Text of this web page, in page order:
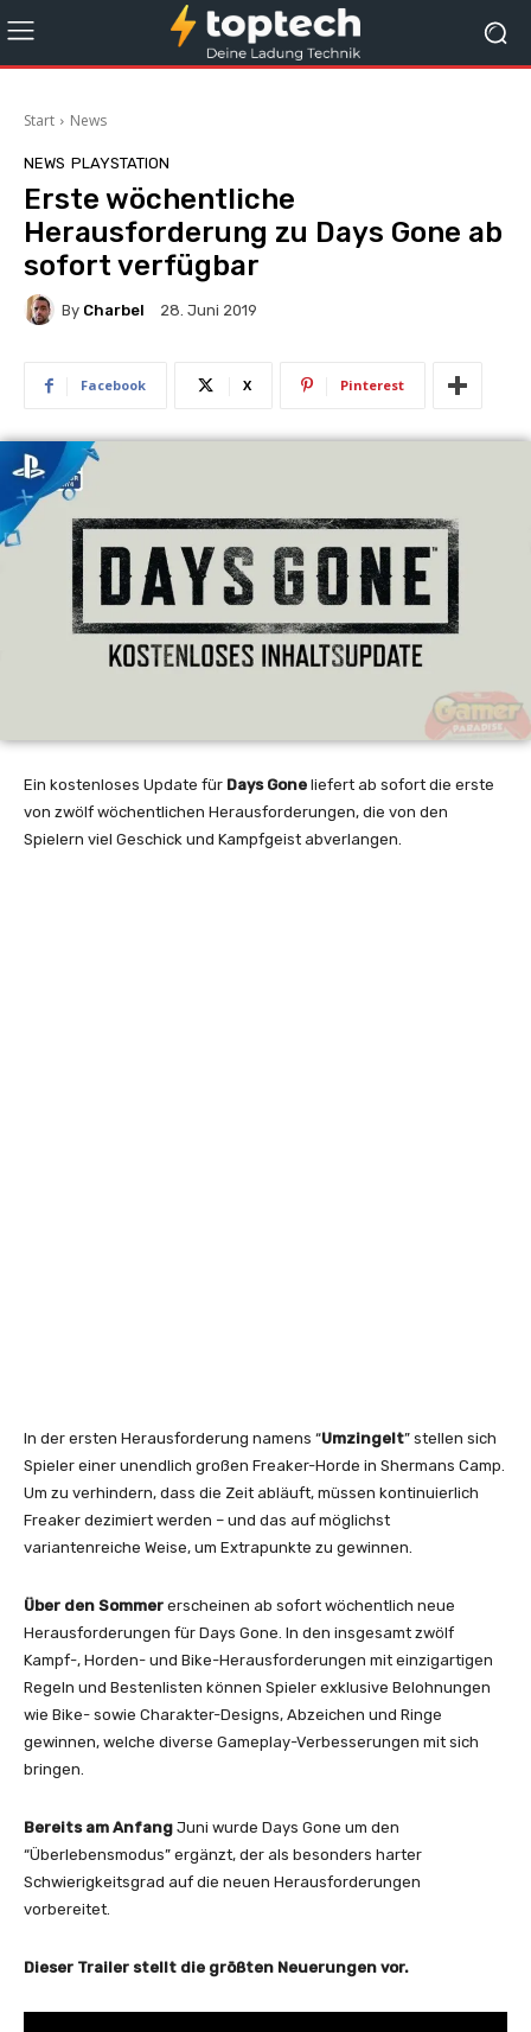
Start News
NEWS PLAYSTATION
Erste wöchentliche
Herausforderung zu Days Gone ab
sofort verfügbar
By Charbel 28. Juni 2019
Facebook X Pinterest
Ein kostenloses Update für Days Gone liefert ab sofort die erste
von zwölf wöchentlichen Herausforderungen, die von den
Spielern viel Geschick und Kampfgeist abverlangen.
In der ersten Herausforderung namens “Umzingelt” stellen sich
Spieler einer unendlich großen Freaker-Horde in Shermans Camp.
Um zu verhindern, dass die Zeit abläuft, müssen kontinuierlich
Freaker dezimiert werden – und das auf möglichst
variantenreiche Weise, um Extrapunkte zu gewinnen.
Über den Sommer erscheinen ab sofort wöchentlich neue
Herausforderungen für Days Gone. In den insgesamt zwölf
Kampf-, Horden- und Bike-Herausforderungen mit einzigartigen
Regeln und Bestenlisten können Spieler exklusive Belohnungen
wie Bike- sowie Charakter-Designs, Abzeichen und Ringe
gewinnen, welche diverse Gameplay-Verbesserungen mit sich
bringen.
Bereits am Anfang Juni wurde Days Gone um den
“Überlebensmodus” ergänzt, der als besonders harter
Schwierigkeitsgrad auf die neuen Herausforderungen
vorbereitet.
Dieser Trailer stellt die größten Neuerungen vor.